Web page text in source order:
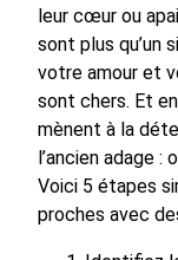
leur cœur ou
sont plus qu’un
votre amour et
sont chers. Et
mènent à la
l’ancien adage :
Voici 5 étapes
proches avec